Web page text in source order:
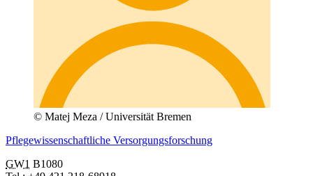
© Matej Meza / Universität Bremen
Pflegewissenschaftliche Versorgungsforschung
GW1 B1080